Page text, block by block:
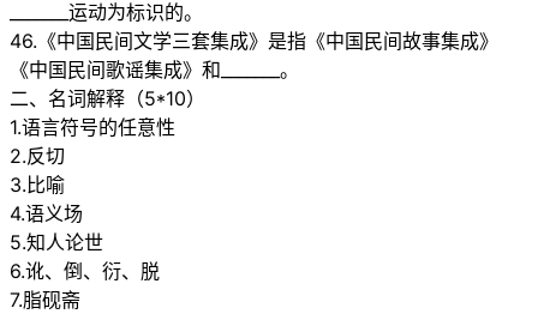
_______运动为标识的。
46.《中国民间文学三套集成》是指《中国民间故事集成》
《中国民间歌谣集成》和_______。
二、名词解释（5*10）
1.语言符号的任意性
2.反切
3.比喻
4.语义场
5.知人论世
6.讹、倒、衍、脱
7.脂砚斋